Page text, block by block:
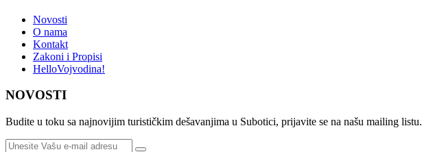
Novosti
O nama
Kontakt
Zakoni i Propisi
HelloVojvodina!
NOVOSTI
Budite u toku sa najnovijim turističkim dešavanjima u Subotici, prijavite se na našu mailing listu.